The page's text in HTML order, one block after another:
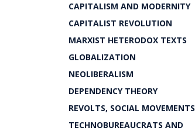
CAPITALISM AND MODERNITY
CAPITALIST REVOLUTION
MARXIST HETERODOX TEXTS
GLOBALIZATION
NEOLIBERALISM
DEPENDENCY THEORY
REVOLTS, SOCIAL MOVEMENTS
TECHNOBUREAUCRATS AND